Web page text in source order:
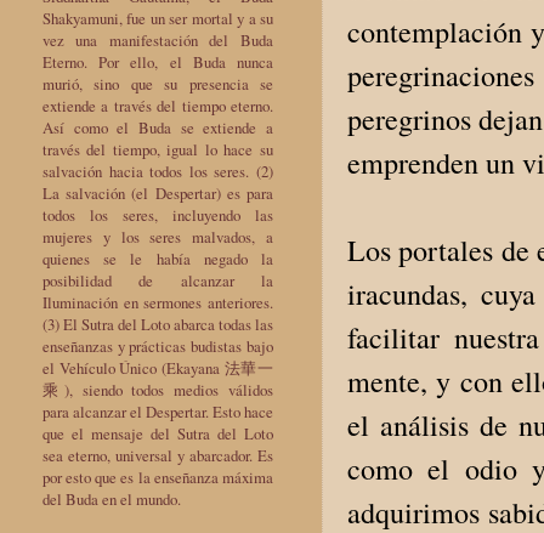
contemplación
peregrinos
emprenden un
Los portales de
iracundas,
facilitar
mente, y con
el análisis de
como el odio
adquirimos
Shakyamuni, fue un ser mortal y a su
vez una manifestación del Buda
Eterno. Por ello, el Buda nunca
murió, sino que su presencia se
extiende a través del tiempo eterno.
Así como el Buda se extiende a
través del tiempo, igual lo hace su
salvación hacia todos los seres. (2)
La salvación (el Despertar) es para
todos los seres, incluyendo las
mujeres y los seres malvados, a
quienes se le había negado la
posibilidad de alcanzar la
Iluminación en sermones anteriores.
(3) El Sutra del Loto abarca todas las
enseñanzas y prácticas budistas bajo
el Vehículo Único (Ekayana 法華一
乘), siendo todos medios válidos
para alcanzar el Despertar. Esto hace
que el mensaje del Sutra del Loto
sea eterno, universal y abarcador. Es
por esto que es la enseñanza máxima
del Buda en el mundo.